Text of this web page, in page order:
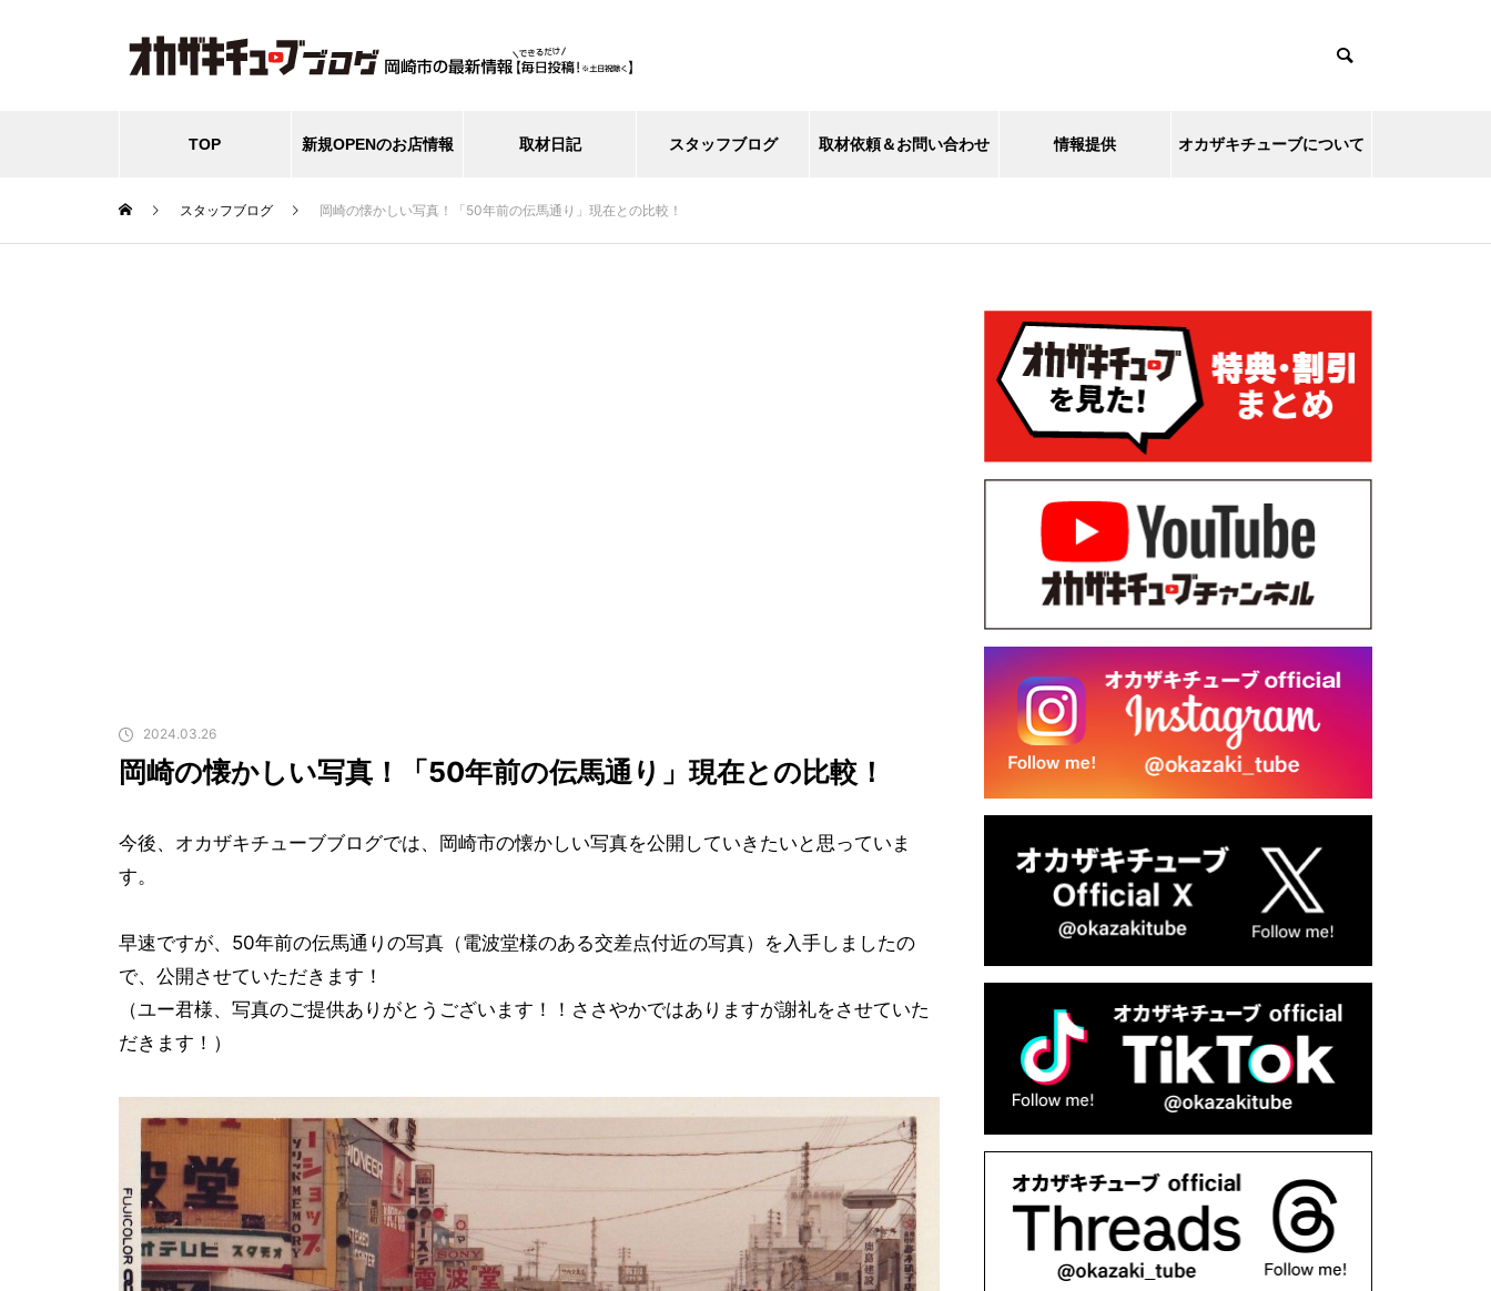
TOP 新規OPENのお店情報 取材日記 スタッフブログ 取材依頼＆お問い合わせ 情報提供 オカザキチューブについて
スタッフブログ 岡崎の懐かしい写真！「50年前の伝馬通り」現在との比較！
2024.03.26
岡崎の懐かしい写真！「50年前の伝馬通り」現在との比較！
今後、オカザキチューブブログでは、岡崎市の懐かしい写真を公開していきたいと思っていま
す。
早速ですが、50年前の伝馬通りの写真（電波堂様のある交差点付近の写真）を入手しましたの
で、公開させていただきます！
（ユー君様、写真のご提供ありがとうございます！！ささやかではありますが謝礼をさせていた
だきます！）